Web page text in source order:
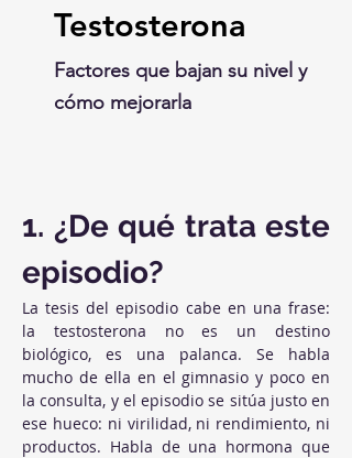
Testosterona
Factores que bajan su nivel y
cómo mejorarla
1. ¿De qué trata este
episodio?
La tesis del episodio cabe en una frase:
la testosterona no es un destino
biológico, es una palanca. Se habla
mucho de ella en el gimnasio y poco en
la consulta, y el episodio se sitúa justo en
ese hueco: ni virilidad, ni rendimiento, ni
productos. Habla de una hormona que